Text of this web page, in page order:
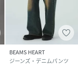
BEAMS HEART
ジーンズ・デニムパンツ